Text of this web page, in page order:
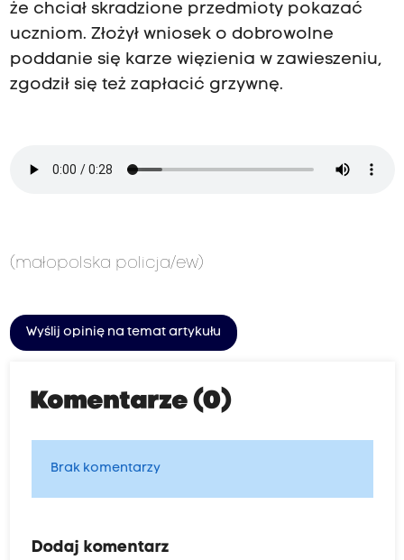
że chciał skradzione przedmioty pokazać
uczniom. Złożył wniosek o dobrowolne
poddanie się karze więzienia w zawieszeniu,
zgodził się też zapłacić grzywnę.
(małopolska policja/ew)
Wyślij opinię na temat artykułu
Komentarze (0)
Brak komentarzy
Dodaj komentarz